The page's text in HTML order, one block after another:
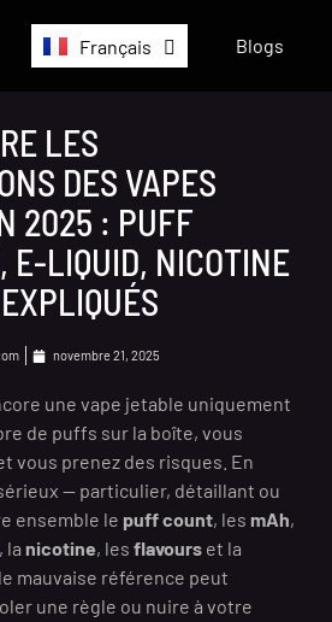
Français
English
Blogs
LES
DES VAPES
2025 : PUFF
E-LIQUID, NICOTINE
novembre 21, 2025
une vape jetable uniquement
de puffs sur la boîte, vous
vous prenez des risques. En
— particulier, détaillant ou
ensemble le puff count, les mAh,
, la nicotine, les flavours et la
mauvaise référence peut
une règle ou nuire à votre